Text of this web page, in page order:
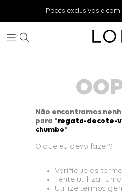
Peças exclusivas e
Não encontramos
para "regata-decote-
chumbo"
O que eu devo fazer?
Verifique os
Tente utilizar
Utilize termos